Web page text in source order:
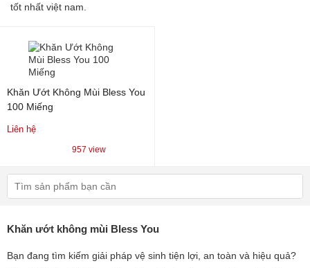
tốt nhất việt nam.
Khăn Ướt Không Mùi Bless You
100 Miếng
Liên hệ
957 view
Khăn ướt không mùi Bless You
Bạn đang tìm kiếm giải pháp vệ sinh tiện lợi, an toàn và hiệu quả?